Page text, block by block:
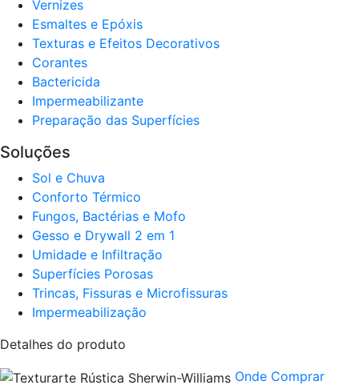
Verniz​es
Esmaltes e Epóxis
Texturas e Efeitos Decorativos
Corantes​
Bactericida
Impermeabilizante
Preparação das Superfícies
Soluções
Sol e Chuva​
Conforto Térmico​
Fungos, Bactérias e Mofo
Gesso e Drywall 2 em 1
Umidade e Infiltração
Superfícies Porosas
Trincas, Fissuras e Microfissuras
Impermeabilização
Detalhes do produto
Onde Comprar